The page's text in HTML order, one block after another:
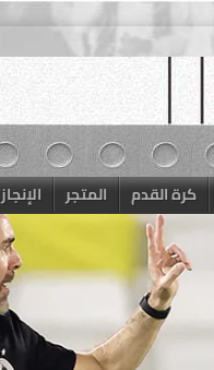
كرة القدم المتجر